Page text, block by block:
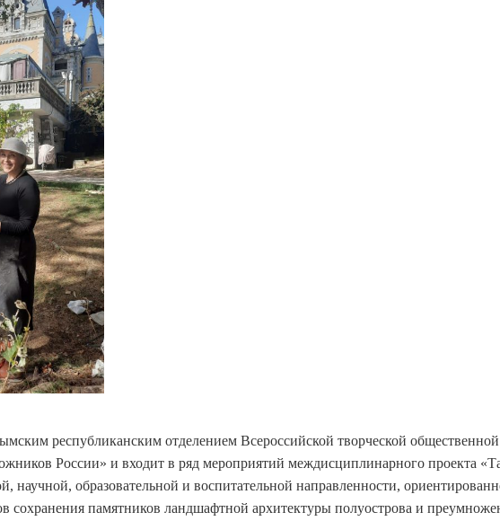
республиканским отделением Всероссийской творческой общественной
России» и входит в ряд мероприятий междисциплинарного проекта
научной, образовательной и воспитательной направленности,
сохранения памятников ландшафтной архитектуры полуострова и